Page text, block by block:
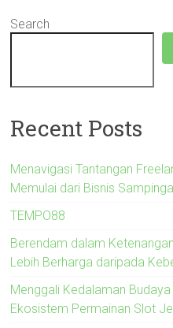
Search
Recent Posts
Menavigasi Tantangan
Memulai dari Bisnis
TEMPO88
Berendam dalam
Lebih Berharga daripada
Menggali Kedalaman
Ekosistem Permainan Slot